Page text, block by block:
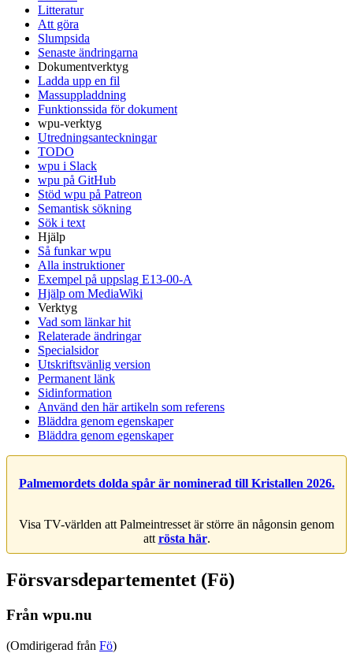
Litteratur
Att göra
Slumpsida
Senaste ändringarna
Dokumentverktyg
Ladda upp en fil
Massuppladdning
Funktionssida för dokument
wpu-verktyg
Utredningsanteckningar
TODO
wpu i Slack
wpu på GitHub
Stöd wpu på Patreon
Semantisk sökning
Sök i text
Hjälp
Så funkar wpu
Alla instruktioner
Exempel på uppslag E13-00-A
Hjälp om MediaWiki
Verktyg
Vad som länkar hit
Relaterade ändringar
Specialsidor
Utskriftsvänlig version
Permanent länk
Sidinformation
Använd den här artikeln som referens
Bläddra genom egenskaper
Bläddra genom egenskaper
Palmemordets dolda spår är nominerad till Kristallen 2026.
Visa TV-världen att Palmeintresset är större än någonsin genom
att rösta här.
Försvarsdepartementet (Fö)
Från wpu.nu
(Omdirigerad från Fö)